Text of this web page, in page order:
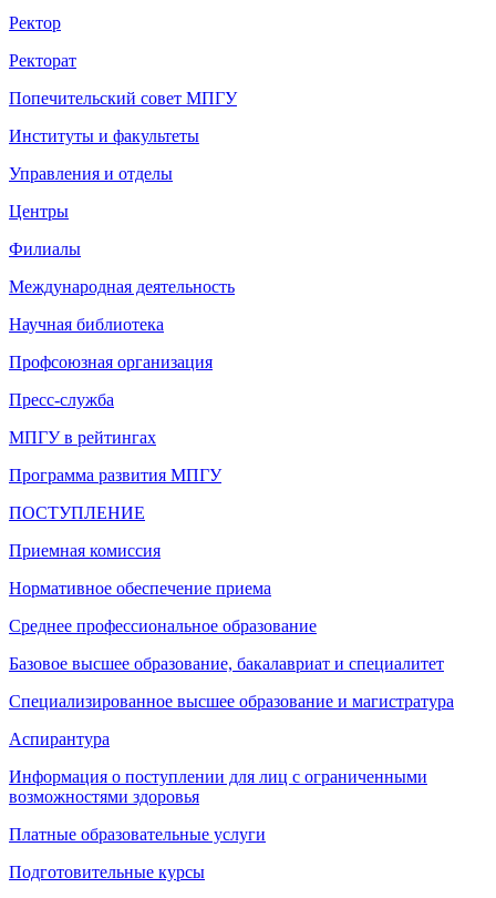
Ректор
Ректорат
Попечительский совет МПГУ
Институты и факультеты
Управления и отделы
Центры
Филиалы
Международная деятельность
Научная библиотека
Профсоюзная организация
Пресс-служба
МПГУ в рейтингах
Программа развития МПГУ
ПОСТУПЛЕНИЕ
Приемная комиссия
Нормативное обеспечение приема
Среднее профессиональное образование
Базовое высшее образование, бакалавриат и специалитет
Специализированное высшее образование и магистратура
Аспирантура
Информация о поступлении для лиц с ограниченными
возможностями здоровья
Платные образовательные услуги
Подготовительные курсы